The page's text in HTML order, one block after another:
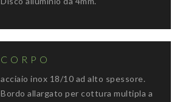
CORPO
acciaio inox 18/10 ad alto spessore.
Bordo allargato per cottura multipla a